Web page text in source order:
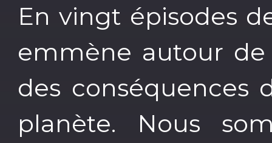
En vingt épisodes
emmène autour
des conséquences
planète. Nous